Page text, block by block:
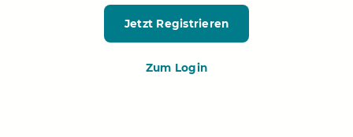
Jetzt Registrieren
Zum Login